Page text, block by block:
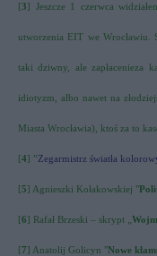
[3] Jeszcze 1 czerwca
utworzenia EIT we Wrocławiu.
taki dziwny, ale zapłacenieza
idiotyzm, albo nawet na
Miasta Wrocławia), ktoś za to
[4] ”Zegarmistrz światła
[5] Agnieszki Kołakowskiej "
[6] Rafał Brzeski – skrypt „
[7] Anatolij Golicyn "Nowe